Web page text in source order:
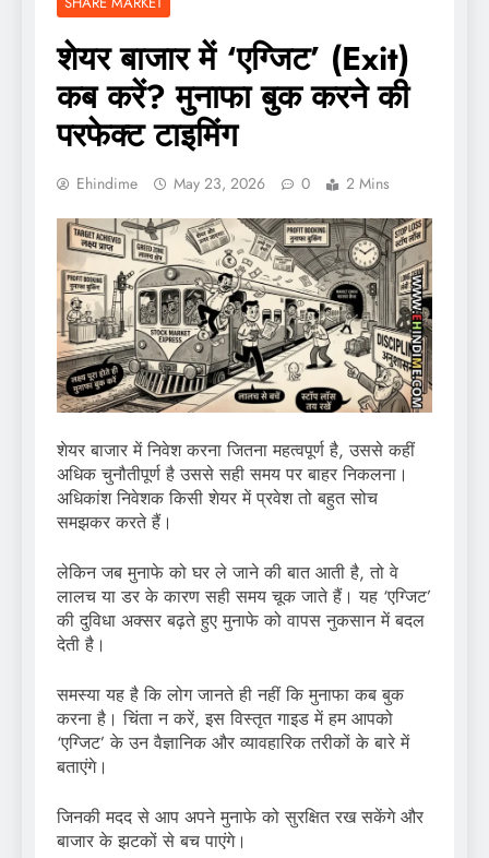
शेयर बाजार में ‘एग्जिट’ (Exit)
कब करें? मुनाफा बुक करने की
परफेक्ट टाइमिंग
Ehindime May 23, 2026 0 2 Mins
शेयर बाजार में निवेश करना जितना महत्वपूर्ण है, उससे कहीं
अधिक चुनौतीपूर्ण है उससे सही समय पर बाहर निकलना।
अधिकांश निवेशक किसी शेयर में प्रवेश तो बहुत सोच
समझकर करते हैं।
लेकिन जब मुनाफे को घर ले जाने की बात आती है, तो वे
लालच या डर के कारण सही समय चूक जाते हैं। यह ‘एग्जिट’
की दुविधा अक्सर बढ़ते हुए मुनाफे को वापस नुकसान में बदल
देती है।
समस्या यह है कि लोग जानते ही नहीं कि मुनाफा कब बुक
करना है। चिंता न करें, इस विस्तृत गाइड में हम आपको
‘एग्जिट’ के उन वैज्ञानिक और व्यावहारिक तरीकों के बारे में
बताएंगे।
जिनकी मदद से आप अपने मुनाफे को सुरक्षित रख सकेंगे और
बाजार के झटकों से बच पाएंगे।